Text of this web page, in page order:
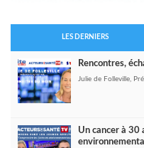
LES DERNIERS
Rencontres,
Julie de Folleville,
Un cancer à 30